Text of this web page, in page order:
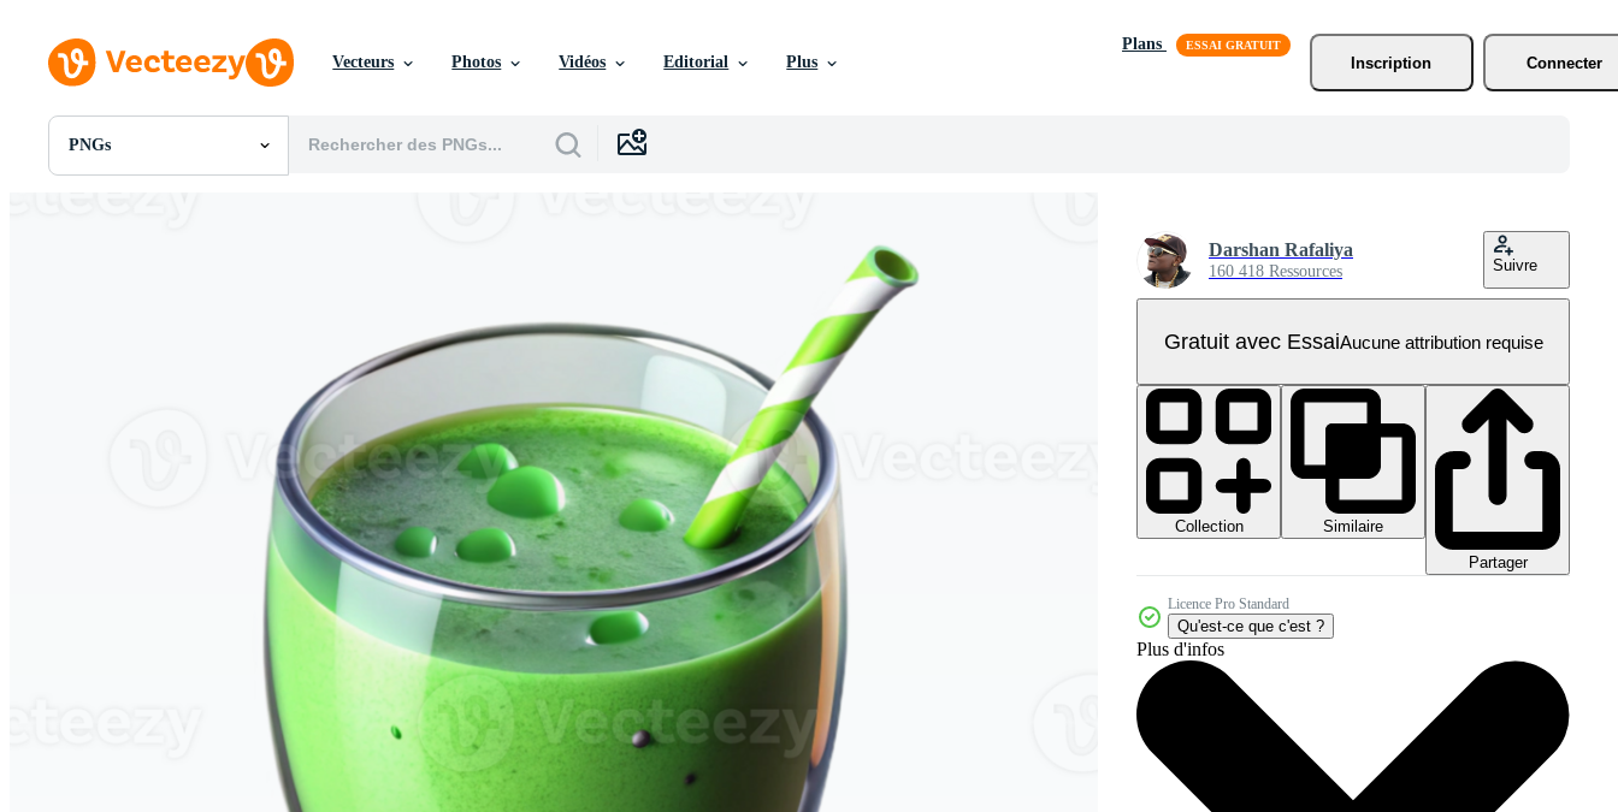
Vecteurs Photos Vidéos Editorial Plus
Plans
Inscription
Connecter
PNGs
Toutes Images
Darshan Rafaliya
160 418 Ressources Suivre
Gratuit avec EssaiAucune attribution requise
Collection
Similaire
Partager
Licence Pro Standard
Qu'est-ce que c'est ?
Plus d'infos